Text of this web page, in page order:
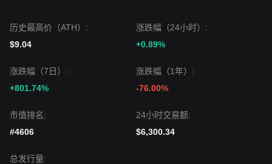
历史最高价（ATH）:
$9.04
涨跌幅（24小时）:
+0.89%
涨跌幅（7日）:
+801.74%
涨跌幅（1年）:
-76.00%
市值排名:
#4606
24小时交易额:
$6,300.34
总发行量: